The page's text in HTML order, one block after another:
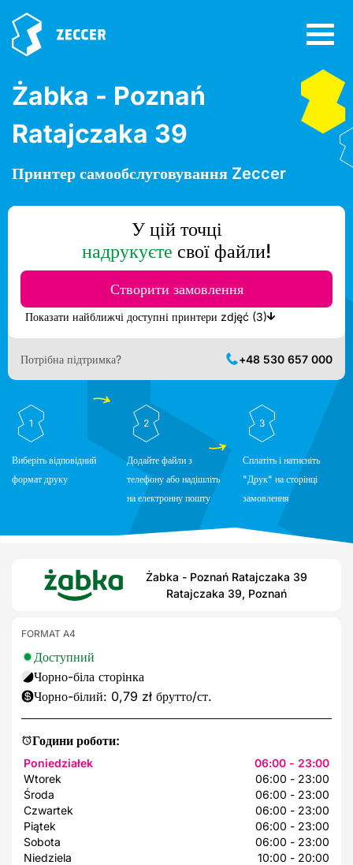
Żabka - Poznań
Ratajczaka 39
Принтер самообслуговування Zeccer
У цій точці
надрукуєте свої файли!
Створити замовлення
Показати найближчі доступні принтери zdjęć (3)
Потрібна підтримка? +48 530 657 000
1
Виберіть відповідний
формат друку
2
Додайте файли з
телефону або надішліть
на електронну пошту
3
Сплатіть і натисніть
"Друк" на сторінці
замовлення
Żabka - Poznań Ratajczaka 39
Ratajczaka 39, Poznań
Години роботи:
Poniedziałek
06:00 - 23:00
Wtorek
06:00 - 23:00
Środa
06:00 - 23:00
Czwartek
06:00 - 23:00
Piątek
06:00 - 23:00
Sobota
06:00 - 23:00
Niedziela
10:00 - 20:00
FORMAT A4
Доступний
Чорно-біла сторінка
Чорно-білий: 0,79 zł брутто/ст.